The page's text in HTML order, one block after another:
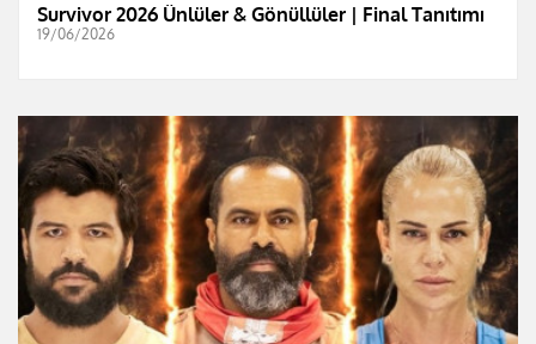
Survivor 2026 Ünlüler & Gönüllüler | Final Tanıtımı
19/06/2026